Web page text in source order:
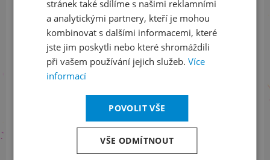
LinkedInflickr
Informace o stavu objednávek
+420 461 049 232
stránek také sdílíme s našimi reklamními
a analytickými partnery, kteří je mohou
kombinovat s dalšími informacemi, které
jste jim poskytli nebo které shromáždili
při vašem používání jejich služeb. Více
informací
POVOLIT VŠE
VŠE ODMÍTNOUT